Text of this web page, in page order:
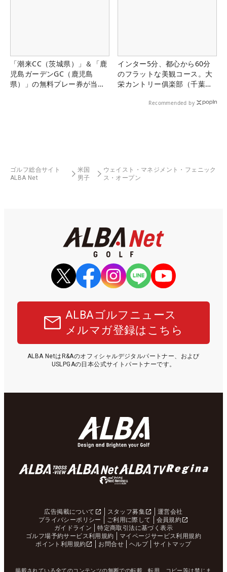
「潮来CC（茨城県）」＆「鹿
児島ガーデンGC（鹿児島
県）」の無料プレー券が当た
インター5分、都心から60分
のフラットな美観コース。大
栄カントリー俱楽部（千葉
Recommended by
ゴルフ総合サイト
ALBA Net
米国
男子
ウェイスト・マネジメント・フェニック
ス・オープン
ALBAゴルフニュース
メルマガ登録はこちら
ALBA NetはR&Aのオフィシャルデジタルパートナー、および
USLPGAの日本公式サイトパートナーです。
広告掲載について スタッフ募集
運営会社
プライバシーポリシー
ご利用に際して
会員規約
ガイドライン
特定商取引法に基づく表示
ゴルフ場予約サービス利用規約
マイページサービス利用規約
ポイント利用規約
お問合せ ヘルプ サイトマップ